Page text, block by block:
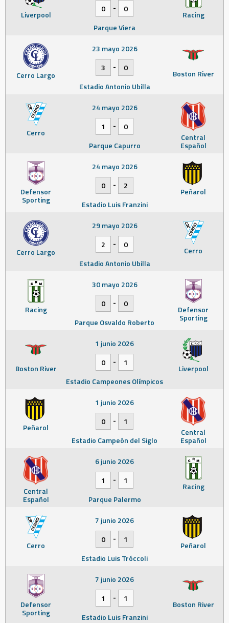
Liverpool Racing
0
-
0
Parque Viera
Cerro Largo Boston River
23 mayo 2026
3
-
0
Estadio Antonio Ubilla
Cerro Central
Español
24 mayo 2026
1
-
0
Parque Capurro
Defensor
Sporting
Peñarol
24 mayo 2026
0
-
2
Estadio Luis Franzini
Cerro Largo Cerro
29 mayo 2026
2
-
0
Estadio Antonio Ubilla
Racing Defensor
Sporting
30 mayo 2026
0
-
0
Parque Osvaldo Roberto
Boston River Liverpool
1 junio 2026
0
-
1
Estadio Campeones Olímpicos
Peñarol Central
Español
1 junio 2026
0
-
1
Estadio Campeón del Siglo
Central
Español
Racing
6 junio 2026
1
-
1
Parque Palermo
Cerro Peñarol
7 junio 2026
0
-
1
Estadio Luis Tróccoli
Defensor
Sporting
Boston River
7 junio 2026
1
-
1
Estadio Luis Franzini